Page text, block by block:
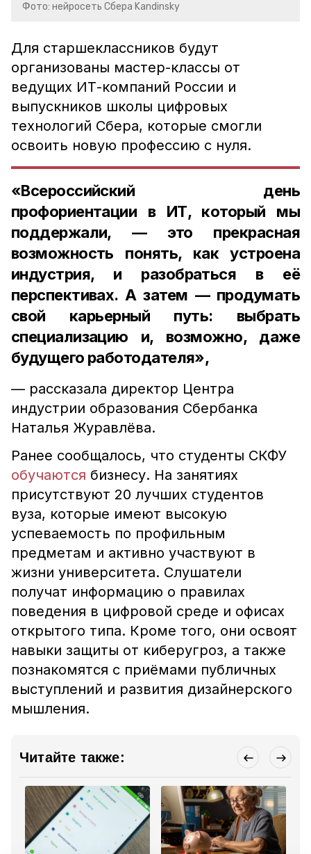
Фото: нейросеть Сбера Kandinsky
Для старшеклассников будут
организованы мастер-классы от
ведущих ИТ-компаний России и
выпускников школы цифровых
технологий Сбера, которые смогли
освоить новую профессию с нуля.
«Всероссийский день
профориентации в ИТ, который мы
поддержали, — это прекрасная
возможность понять, как устроена
индустрия, и разобраться в её
перспективах. А затем — продумать
свой карьерный путь: выбрать
специализацию и, возможно, даже
будущего работодателя»,
— рассказала директор Центра
индустрии образования Сбербанка
Наталья Журавлёва.
Ранее сообщалось, что студенты СКФУ
обучаются бизнесу. На занятиях
присутствуют 20 лучших студентов
вуза, которые имеют высокую
успеваемость по профильным
предметам и активно участвуют в
жизни университета. Слушатели
получат информацию о правилах
поведения в цифровой среде и офисах
открытого типа. Кроме того, они освоят
навыки защиты от киберугроз, а также
познакомятся с приёмами публичных
выступлений и развития дизайнерского
мышления.
Читайте также: